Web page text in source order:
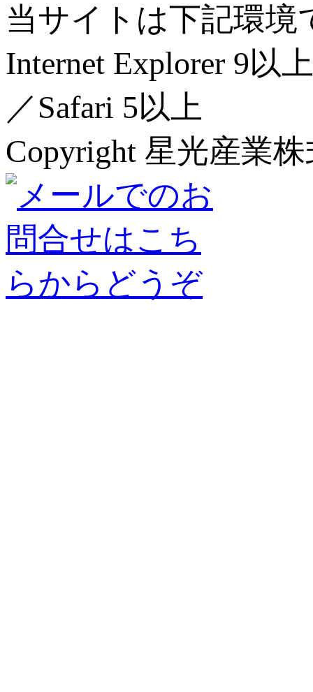
当サイトは下記環
Internet Explorer 9以
／Safari 5以上
Copyright 星光産業